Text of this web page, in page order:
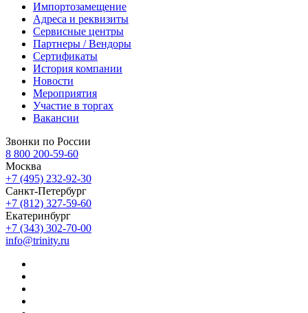
Импортозамещение
Адреса и реквизиты
Сервисные центры
Партнеры / Вендоры
Сертификаты
История компании
Новости
Мероприятия
Участие в торгах
Вакансии
Звонки по России
8 800 200-59-60
Москва
+7 (495) 232-92-30
Санкт-Петербург
+7 (812) 327-59-60
Екатеринбург
+7 (343) 302-70-00
info@trinity.ru